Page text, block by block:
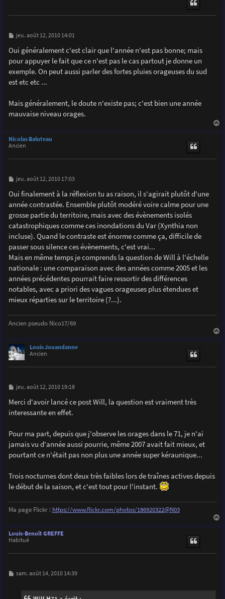
M
s
s
a
e
jeu. août 12, 2010 14:01
Oui généralement c'est clair que l'année n'est pas bonne; mais
pour appuyer le fait que ce n'est pas le cas partout je donne un
exemple. On peut aussi parler des fortes pluies orageuses du sud
est etc etc ...
Mais généralement, le doute n'existe pas; c'est bien une année
mauvaise niveau orages.
Nicolas Baluteau
Ancien
M
s
s
a
e
jeu. août 12, 2010 17:03
Oui finalement à la réflexion tu as raison, il s'agirait plutôt d'une
année contrastée. Ensemble plutôt modéré voire calme pour une
grosse partie du territoire, mais avec des évènements isolés
catastrophiques comme ces inondations du Var (Xynthia non
incluse). Quand le contraste est énorme comme ça, difficile de
passer sous silence ces évènements, c'est vrai...
Mais en même temps je comprends la question de Will à l'échelle
nationale : une comparaison avec des années comme 2005 et les
années précédentes pourrait faire ressortir des différences
notables, avec a priori des vagues orageuses plus étendues et
mieux réparties sur le territoire (?...).
Ancien pseudo Nico17/69
Louis Jouandanne
Ancien
M
s
s
a
jeu. août 12, 2010 19:18
Merci d'avoir lancé ce post Will, la question est vraiment très
interessante en effet.
Pour ma part, depuis que j'observe les orages dans le 71, je n'ai
jamais vu d'année aussi pourrie, même 2007 avait fait mieux, et
pourtant ce n'était pas non plus une année super kéraunique...
Trois nocturnes dont deux très faibles lors de traînes actives depuis
le début de la saison, et c'est tout pour l'instant.
Ma page Flickr : https://www.flickr.com/photos/186920322@N03
Louis-Benoît GREFFE
Habitué
M
sam. août 14, 2010 14:39